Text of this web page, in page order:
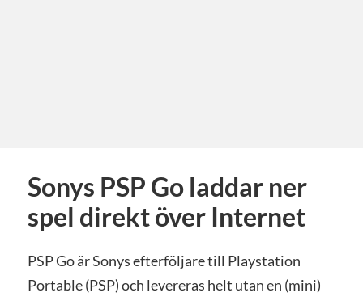
Sonys PSP Go laddar ner
spel direkt över Internet
PSP Go är Sonys efterföljare till Playstation
Portable (PSP) och levereras helt utan en (mini)